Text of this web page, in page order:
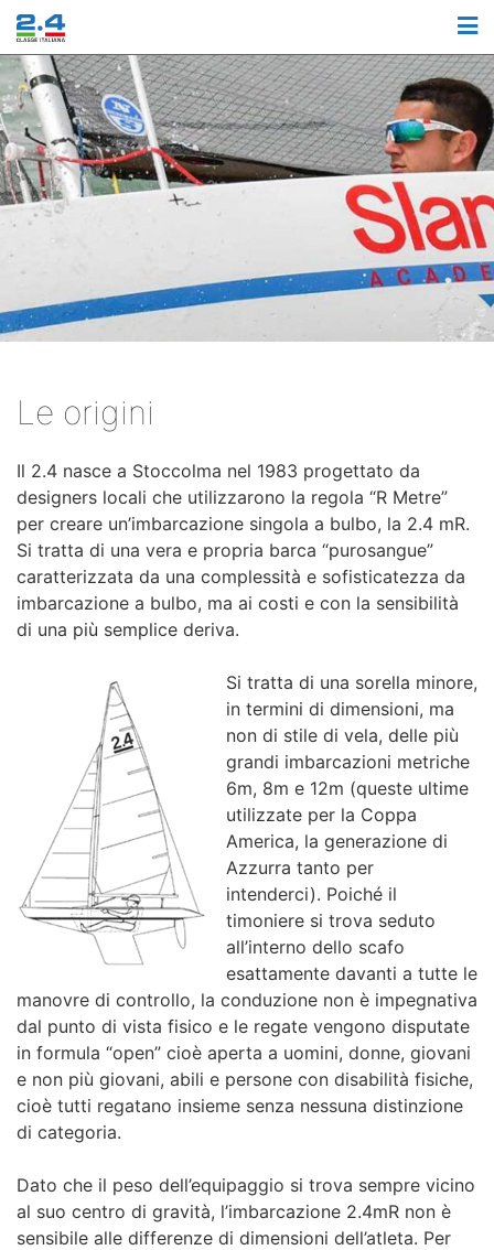
Le origini
Il 2.4 nasce a Stoccolma nel 1983 progettato da
designers locali che utilizzarono la regola “R Metre”
per creare un’imbarcazione singola a bulbo, la 2.4 mR.
Si tratta di una vera e propria barca “purosangue”
caratterizzata da una complessità e sofisticatezza da
imbarcazione a bulbo, ma ai costi e con la sensibilità
di una più semplice deriva.
Si tratta di una sorella minore,
in termini di dimensioni, ma
non di stile di vela, delle più
grandi imbarcazioni metriche
6m, 8m e 12m (queste ultime
utilizzate per la Coppa
America, la generazione di
Azzurra tanto per
intenderci). Poiché il
timoniere si trova seduto
all’interno dello scafo
esattamente davanti a tutte le
manovre di controllo, la conduzione non è impegnativa
dal punto di vista fisico e le regate vengono disputate
in formula “open” cioè aperta a uomini, donne, giovani
e non più giovani, abili e persone con disabilità fisiche,
cioè tutti regatano insieme senza nessuna distinzione
di categoria.
Dato che il peso dell’equipaggio si trova sempre vicino
al suo centro di gravità, l’imbarcazione 2.4mR non è
sensibile alle differenze di dimensioni dell’atleta. Per